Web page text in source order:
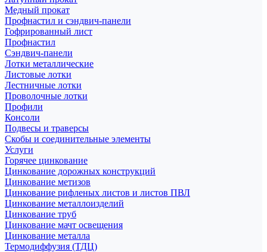
Медный прокат
Профнастил и сэндвич-панели
Гофрированный лист
Профнастил
Сэндвич-панели
Лотки металлические
Листовые лотки
Лестничные лотки
Проволочные лотки
Профили
Консоли
Подвесы и траверсы
Скобы и соединительные элементы
Услуги
Горячее цинкование
Цинкование дорожных конструкций
Цинкование метизов
Цинкование рифленых листов и листов ПВЛ
Цинкование металлоизделий
Цинкование труб
Цинкование мачт освещения
Цинкование металла
Термодиффузия (ТДЦ)